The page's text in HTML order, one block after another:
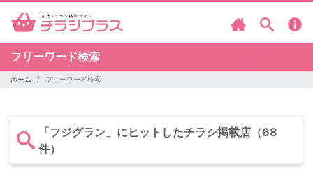
フリーワード検索
ホーム フリーワード検索
「フジグラン」にヒットしたチラシ掲載店（68
件）